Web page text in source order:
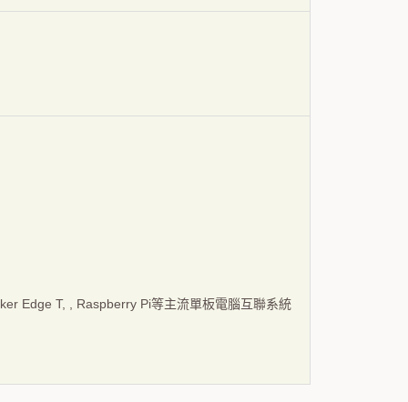
Edge T, , Raspberry Pi等主流單板電腦互聯系統